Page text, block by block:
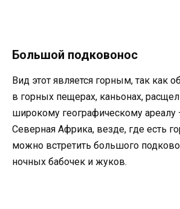
Большой подковонос
Вид этот является горным, так как
в горных пещерах, каньонах,
широкому географическому ареалу
Северная Африка, везде, где есть
можно встретить большого
ночных бабочек и жуков.